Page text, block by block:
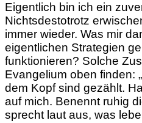
Eigentlich bin ich ein
Nichtsdestotrotz
immer wieder. Was mir
eigentlichen Strategien
funktionieren? Solche
Evangelium oben finden:
dem Kopf sind gezählt.
auf mich. Benennt ruhig
sprecht laut aus, was